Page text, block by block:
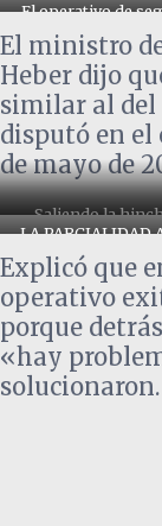
El operativo de
más de 900
librado al azar.
sobrevuela
El ministro
Heber dijo
similar al del
disputó en el
de mayo de
Saliendo la
rumbo a los
LA PARCIALIDAD
HINCHADA DE
Explicó que
operativo
porque
«hay
solucionaron.